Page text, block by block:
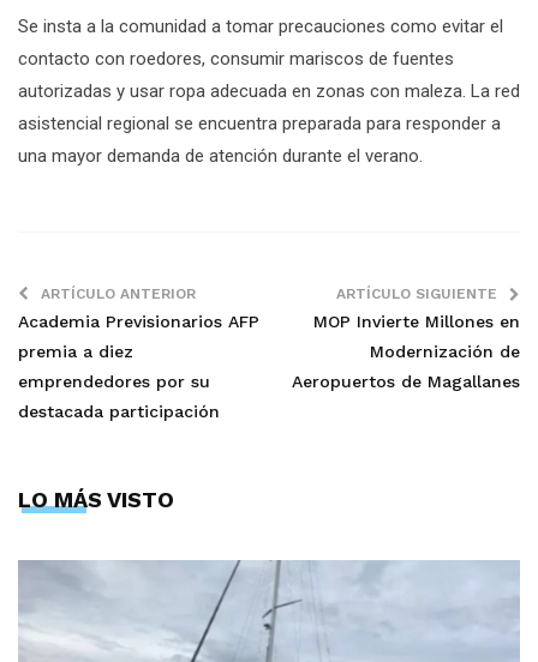
Se insta a la comunidad a tomar precauciones como evitar el
contacto con roedores, consumir mariscos de fuentes
autorizadas y usar ropa adecuada en zonas con maleza. La red
asistencial regional se encuentra preparada para responder a
una mayor demanda de atención durante el verano.
ARTÍCULO ANTERIOR
Academia Previsionarios AFP
premia a diez
emprendedores por su
destacada participación
ARTÍCULO SIGUIENTE
MOP Invierte Millones en
Modernización de
Aeropuertos de Magallanes
LO MÁS VISTO